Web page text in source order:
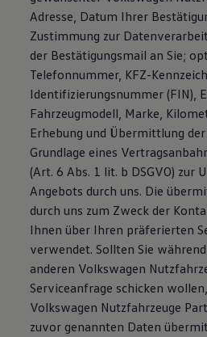
Adresse, Datum Ihrer
Zustimmung zur
der Bestätigungsmail an Sie;
Telefonnummer, KFZ-
Identifizierungsnummer (FIN),
Fahrzeugmodell, Marke,
Erhebung und Übermittlung
Grundlage eines
(Art. 6 Abs. 1 lit. b DSGVO) zur
Angebots durch uns. Die
durch uns zum Zweck der
Ihnen über Ihren präferierten
verwendet. Sollten Sie
anderen Volkswagen
Serviceanfrage schicken
Volkswagen Nutzfahrzeuge
zuvor genannten Daten